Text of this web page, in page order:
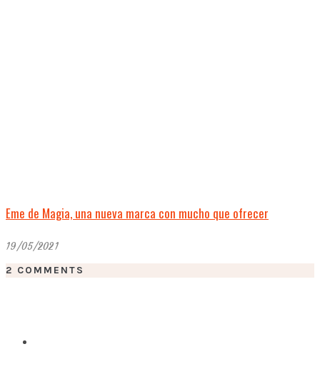
Eme de Magia, una nueva marca con mucho que ofrecer
19/05/2021
2 COMMENTS